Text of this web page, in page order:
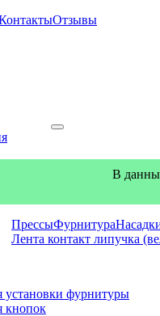
Отзывы
В
ПрессыФурнитура
Лента контакт липучка
установки фурнитуры
кнопок